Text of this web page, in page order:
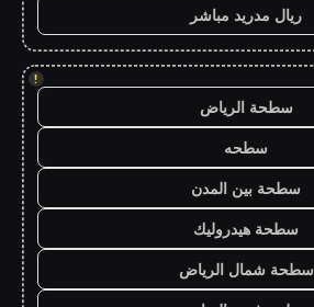
ريال مدريد مباشر
!
سطحة الرياض
سطحه
سطحة بين المدن
سطحة هيدروليك
سطحة شمال الرياض